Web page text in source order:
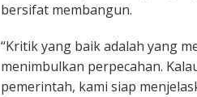
bersifat membangun.
“Kritik yang baik adalah yang
menimbulkan perpecahan.
pemerintah, kami siap